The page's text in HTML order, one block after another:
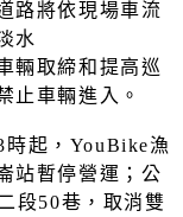
路將依現場車流
水
輛取締和提高巡
止車輛進入。
時起，YouBike漁
站暫停營運；公
段50巷，取消雙